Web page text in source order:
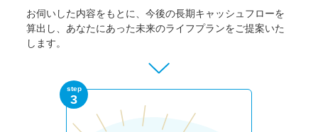
お伺いした内容をもとに、今後の長期キャッシュフローを
算出し、あなたにあった未来のライフプランをご提案いた
します。
step
3